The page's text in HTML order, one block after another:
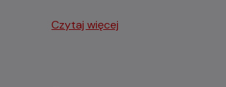
Czytaj więcej